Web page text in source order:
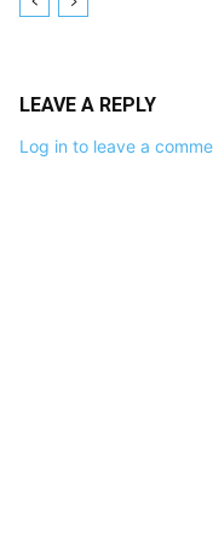
LEAVE A REPLY
Log in to leave a